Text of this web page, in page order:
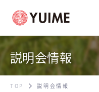
説明会情報
TOP 説明会情報